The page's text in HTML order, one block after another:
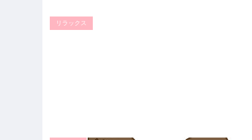
リラックス